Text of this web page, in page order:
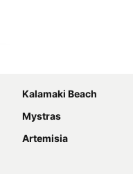
Kalamaki Beach
Mystras
Artemisia